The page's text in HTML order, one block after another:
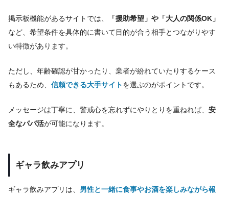
掲示板機能があるサイトでは、
「援助希望」や「大人の関係OK」
など、希望条件を具体的に書いて目的が合う相手とつながりやす
い特徴があります。
ただし、年齢確認が甘かったり、業者が紛れていたりするケース
もあるため、 信頼できる大手サイトを選ぶのがポイントです。
メッセージは丁寧に、警戒心を忘れずにやりとりを重ねれば、 安
全なパパ活が可能になります。
ギャラ飲みアプリ
ギャラ飲みアプリは、 男性と一緒に食事やお酒を楽しみながら報